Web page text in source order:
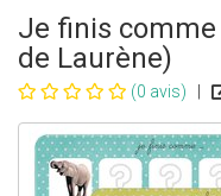
Je finis comme
de Laurène)
(0 avis)